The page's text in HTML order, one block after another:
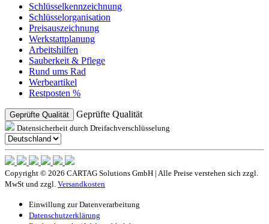
Schlüsselkennzeichnung
Schlüsselorganisation
Preisauszeichnung
Werkstattplanung
Arbeitshilfen
Sauberkeit & Pflege
Rund ums Rad
Werbeartikel
Restposten %
Geprüfte Qualität Geprüfte Qualität
Datensicherheit durch Dreifachverschlüsselung
Copyright © 2026 CARTAG Solutions GmbH | Alle Preise verstehen sich zzgl.
MwSt und zzgl. Versandkosten
Einwillung zur Datenverarbeitung
Datenschutzerklärung